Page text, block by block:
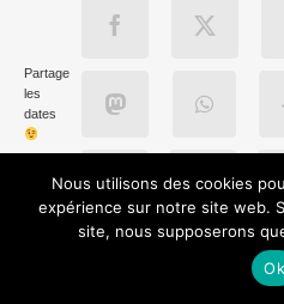
Partage
les
dates
Nous utilisons des cookies
expérience sur notre site web.
site, nous supposerons
Ok